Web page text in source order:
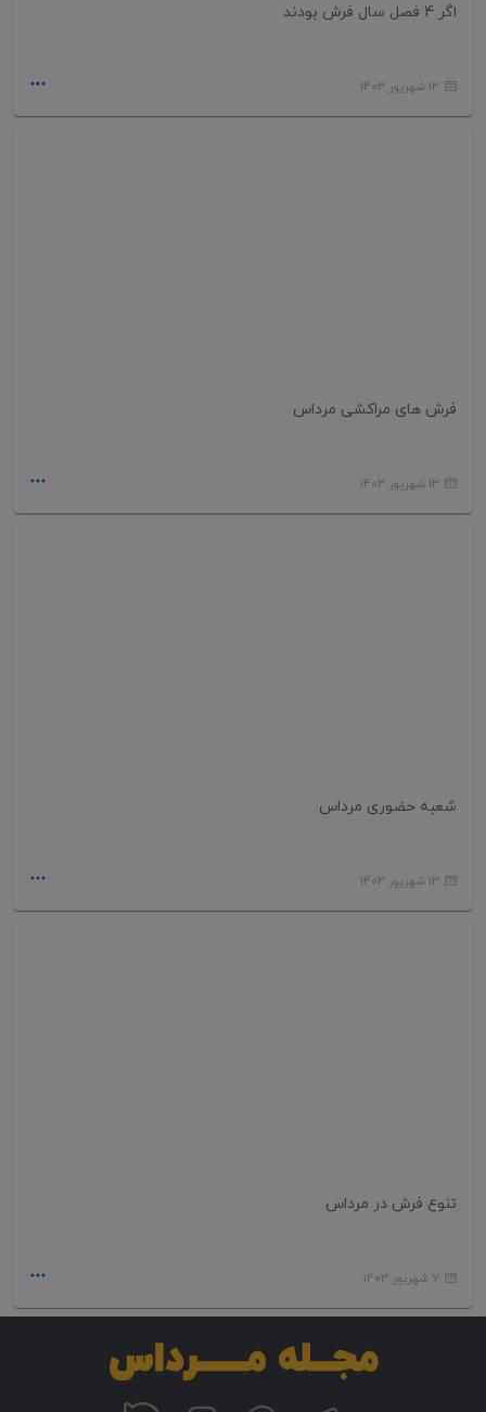
اگر 4 فصل سال فرش بودند
13 شهریور 1403
فرش های مراکشی مرداس
13 شهریور 1403
شعبه حضوری مرداس
13 شهریور 1403
تنوع فرش در مرداس
7 شهریور 1403